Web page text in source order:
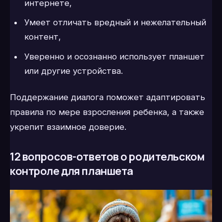
интернете,
Умеет отличать вредный и нежелательный
контент,
Уверенно и осознанно использует планшет
или другие устройства.
Поддержание диалога поможет адаптировать
правила по мере взросления ребенка, а также
укрепит взаимное доверие.
12 вопросов-ответов о родительском
контроле для планшета